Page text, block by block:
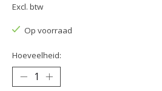
Excl. btw
Op voorraad
Hoeveelheid: